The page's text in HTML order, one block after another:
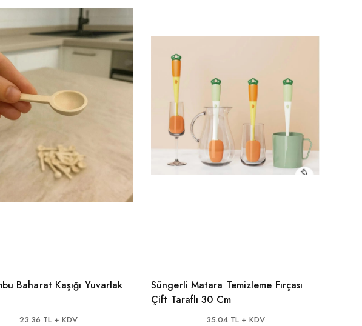
Baharat Kaşığı Yuvarlak
23.36 TL + KDV
Süngerli Matara Temizleme Fırçası
Çift Taraflı 30 Cm
35.04 TL + KDV